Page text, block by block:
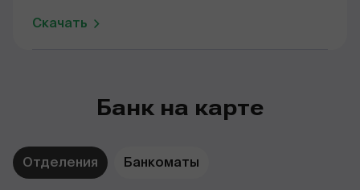
Скачать
Банк на карте
Отделения Банкоматы